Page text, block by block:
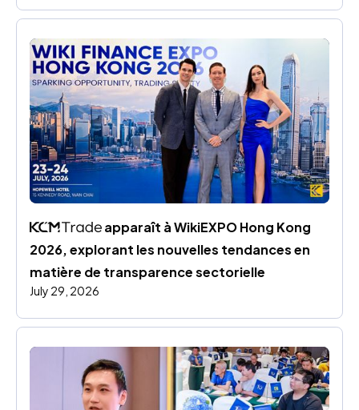
apparaît à WikiEXPO Hong Kong
2026, explorant les nouvelles tendances en
matière de transparence sectorielle
July 29, 2026